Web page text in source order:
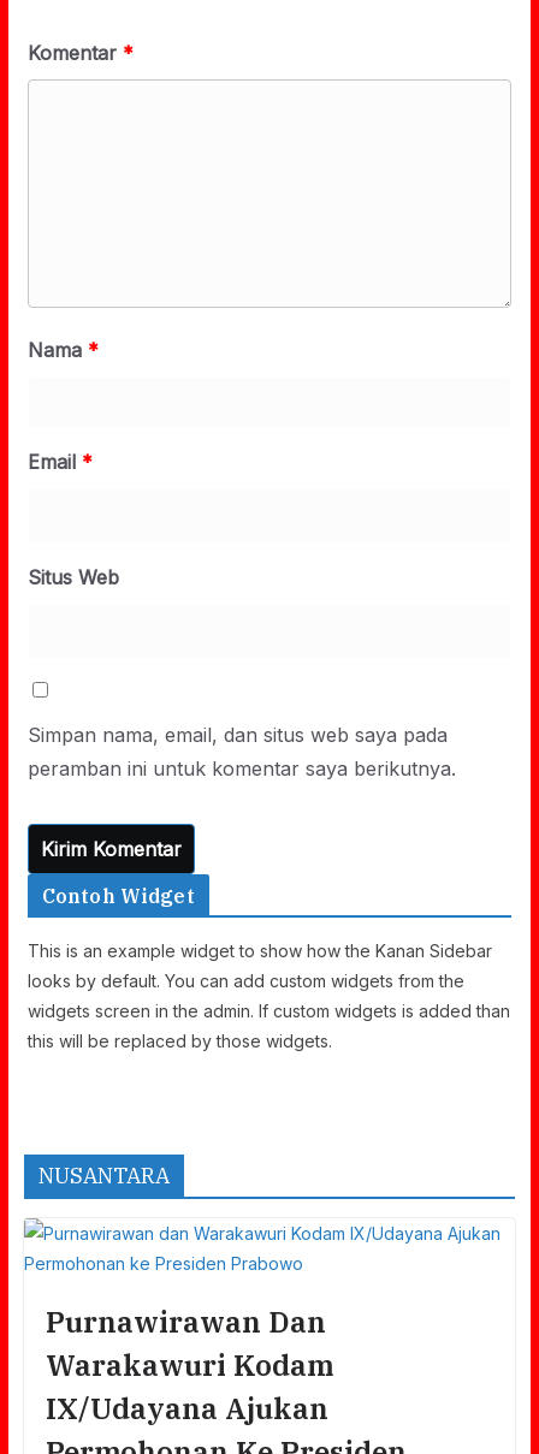
Komentar *
Nama *
Email *
Situs Web
Simpan nama, email, dan situs web saya pada
peramban ini untuk komentar saya berikutnya.
Contoh Widget
This is an example widget to show how the Kanan Sidebar
looks by default. You can add custom widgets from the
widgets screen in the admin. If custom widgets is added than
this will be replaced by those widgets.
NUSANTARA
Purnawirawan Dan
Warakawuri Kodam
IX/Udayana Ajukan